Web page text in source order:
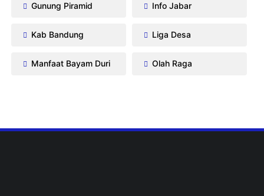
Gunung Piramid Info Jabar
Kab Bandung Liga Desa
Manfaat Bayam Duri Olah Raga